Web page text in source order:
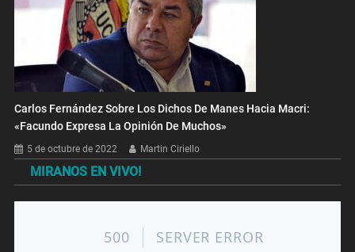
Carlos Fernández Sobre Los Dichos De Manes Hacia Macri:
«Facundo Expresa La Opinión De Muchos»
5 de octubre de 2022 Martin Ciriello
MIRANOS EN VIVO!